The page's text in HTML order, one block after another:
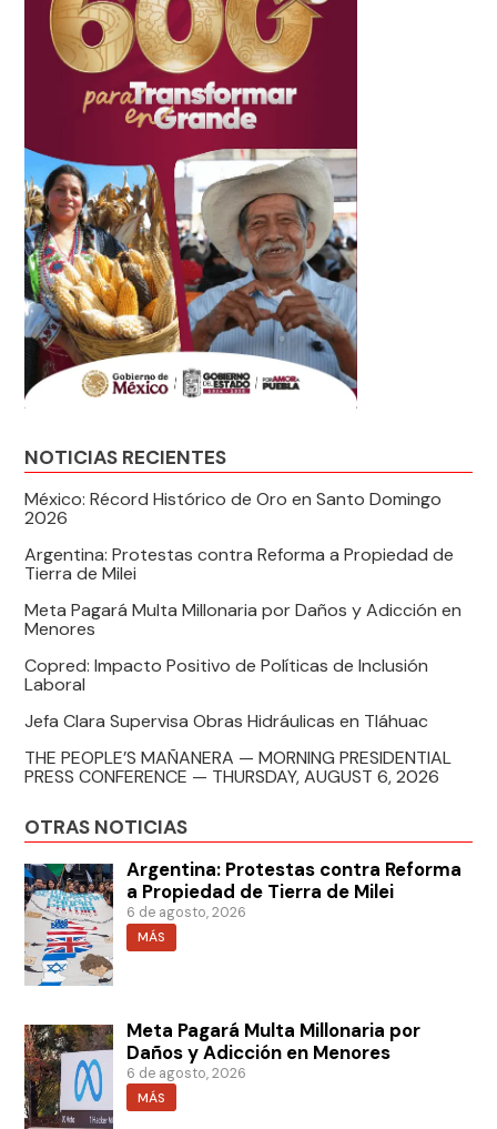
NOTICIAS RECIENTES
México: Récord Histórico de Oro en Santo Domingo
2026
Argentina: Protestas contra Reforma a Propiedad de
Tierra de Milei
Meta Pagará Multa Millonaria por Daños y Adicción en
Menores
Copred: Impacto Positivo de Políticas de Inclusión
Laboral
Jefa Clara Supervisa Obras Hidráulicas en Tláhuac
THE PEOPLE’S MAÑANERA — MORNING PRESIDENTIAL
PRESS CONFERENCE — THURSDAY, AUGUST 6, 2026
OTRAS NOTICIAS
Argentina: Protestas contra Reforma
a Propiedad de Tierra de Milei
6 de agosto, 2026
MÁS
Meta Pagará Multa Millonaria por
Daños y Adicción en Menores
6 de agosto, 2026
MÁS